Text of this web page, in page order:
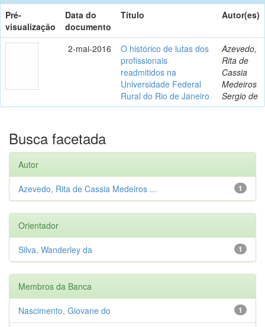
Pré-
visualização
Data do
documento
Título Autor(es)
2-mai-2016
O histórico de lutas dos
profissionais
readmitidos na
Universidade Federal
Rural do Rio de Janeiro
Azevedo,
Rita de
Cassia
Medeiros
Sergio de
Busca facetada
Autor
1
Azevedo, Rita de Cassia Medeiros ...
Orientador
1
Silva, Wanderley da
Membros da Banca
1
Nascimento, Giovane do